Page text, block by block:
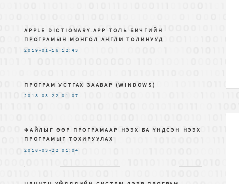
APPLE DICTIONARY.APP ТОЛЬ БИЧГИЙН
ПРОГРАМЫН МОНГОЛ АНГЛИ ТОЛИНУУД
2019-01-16 12:43
ПРОГРАМ УСТГАХ ЗААВАР (WINDOWS)
2018-03-22 01:07
ФАЙЛЫГ ӨӨР ПРОГРАМААР НЭЭХ БА ҮНДСЭН НЭЭХ
ПРОГРАМЫГ ТОХИРУУЛАХ
2018-03-22 01:04